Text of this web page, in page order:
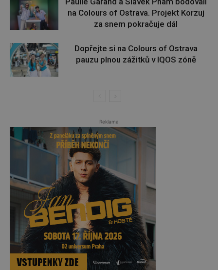
na Colours of Ostrava. Projekt Korzuj
za snem pokračuje dál
Dopřejte si na Colours of Ostrava
pauzu plnou zážitků v IQOS zóně
Reklama